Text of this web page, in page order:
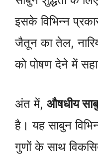
इसके विभिन्न
जैतून का तेल,
को पोषण देने में
अंत में, औषधीय
है। यह साबुन
गुणों के साथ